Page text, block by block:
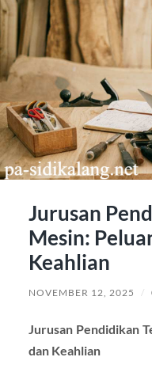
Jurusan
Mesin:
Keahlian
NOVEMBER 12, 2025 /
Jurusan Pendidikan
dan Keahlian